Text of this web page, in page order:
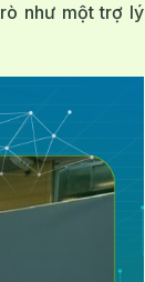
như một trợ lý